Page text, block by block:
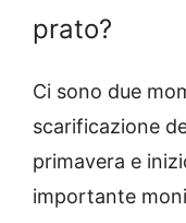
prato?
Ci sono due
scarificazione
primavera e
importante